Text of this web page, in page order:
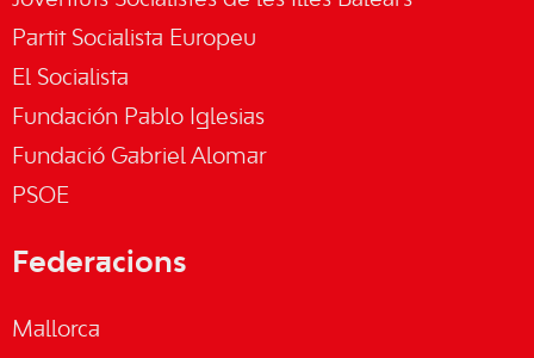
Partit Socialista Europeu
El Socialista
Fundación Pablo Iglesias
Fundació Gabriel Alomar
PSOE
Federacions
Mallorca